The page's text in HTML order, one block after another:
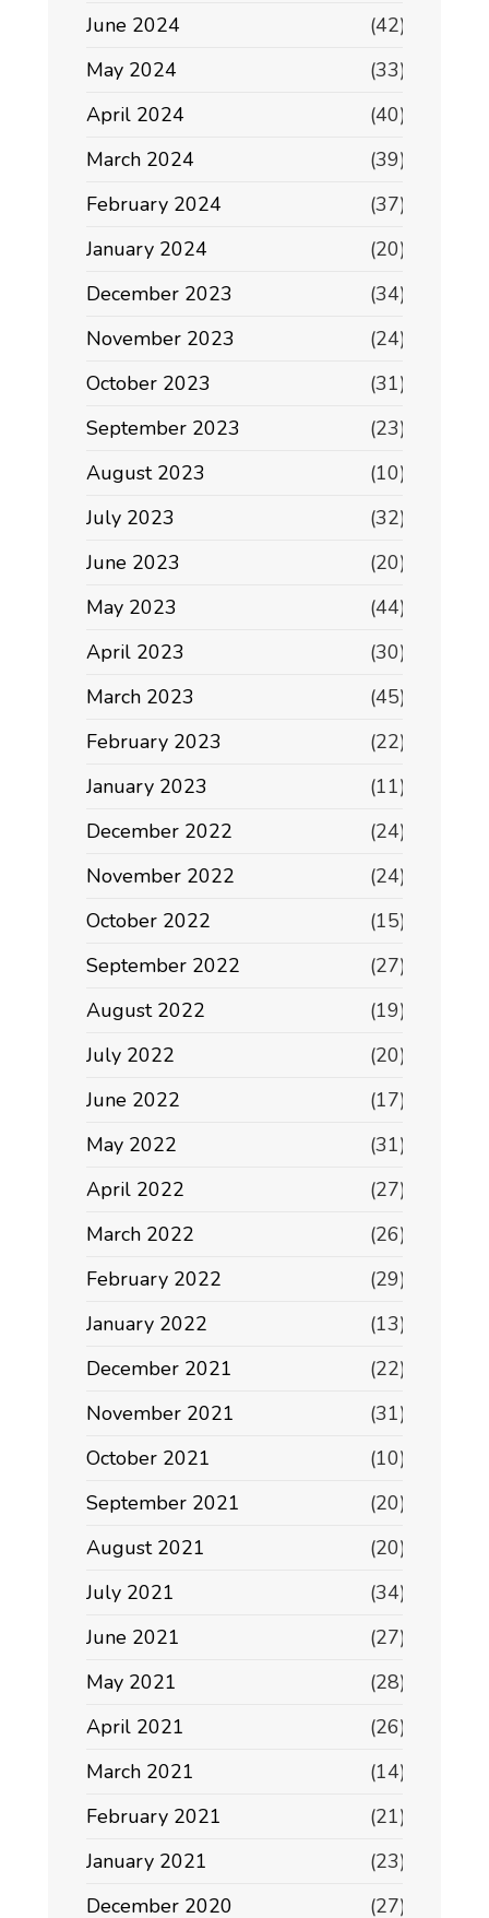
June 2024
(42)
May 2024
(33)
April 2024
(40)
March 2024
(39)
February 2024
(37)
January 2024
(20)
December 2023
(34)
November 2023
(24)
October 2023
(31)
September 2023
(23)
August 2023
(10)
July 2023
(32)
June 2023
(20)
May 2023
(44)
April 2023
(30)
March 2023
(45)
February 2023
(22)
January 2023
(11)
December 2022
(24)
November 2022
(24)
October 2022
(15)
September 2022
(27)
August 2022
(19)
July 2022
(20)
June 2022
(17)
May 2022
(31)
April 2022
(27)
March 2022
(26)
February 2022
(29)
January 2022
(13)
December 2021
(22)
November 2021
(31)
October 2021
(10)
September 2021
(20)
August 2021
(20)
July 2021
(34)
June 2021
(27)
May 2021
(28)
April 2021
(26)
March 2021
(14)
February 2021
(21)
January 2021
(23)
December 2020
(27)